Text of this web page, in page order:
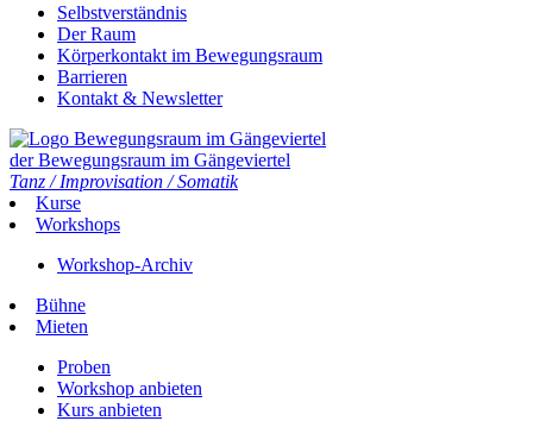
Selbstverständnis
Der Raum
Körperkontakt im Bewegungsraum
Barrieren
Kontakt & Newsletter
der Bewegungsraum im Gängeviertel
Tanz / Improvisation / Somatik
Kurse
Workshops
Workshop-Archiv
Bühne
Mieten
Proben
Workshop anbieten
Kurs anbieten